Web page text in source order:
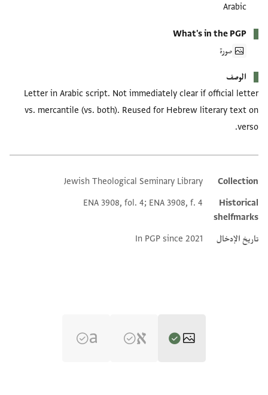
Arabic
What's in the PGP
صورة
الوصف
Letter in Arabic script. Not immediately clear if official letter
vs. mercantile (vs. both). Reused for Hebrew literary text on
verso.
Additional metadata
Collection
Jewish Theological Seminary Library
Historical
shelfmarks
ENA 3908, fol. 4; ENA 3908, f. 4
تاريخ الإدخال In PGP since 2021